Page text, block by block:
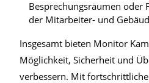
Besprechungsräumen oder
der Mitarbeiter- und
Insgesamt bieten Monitor
Möglichkeit, Sicherheit und
verbessern. Mit